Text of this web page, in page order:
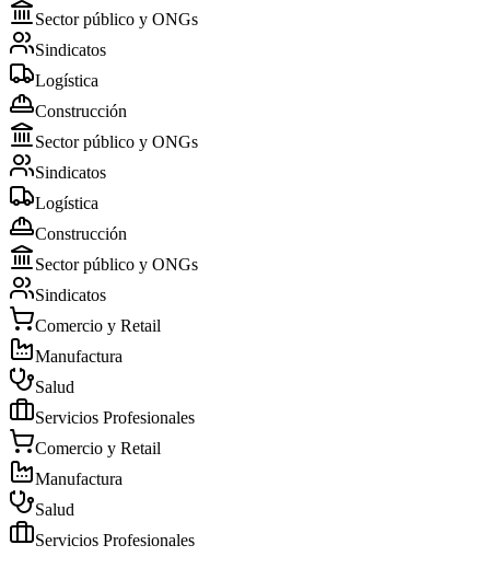
Sector público y ONGs
Sindicatos
Logística
Construcción
Sector público y ONGs
Sindicatos
Logística
Construcción
Sector público y ONGs
Sindicatos
Comercio y Retail
Manufactura
Salud
Servicios Profesionales
Comercio y Retail
Manufactura
Salud
Servicios Profesionales